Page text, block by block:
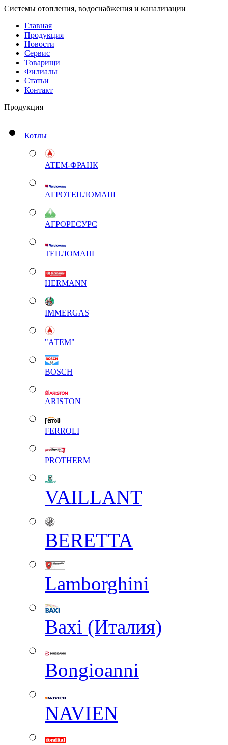
Системы отопления, водоснабжения и канализации
Главная
Продукция
Новости
Сервис
Товарищи
Филиалы
Статьи
Контакт
Продукция
Котлы
АТЕМ-ФРАНК
АГРОТЕПЛОМАШ
АГРОРЕСУРС
ТЕПЛОМАШ
HERMANN
IMMERGAS
"АТЕМ"
BOSCH
ARISTON
FERROLI
PROTHERM
VAILLANT
BERETTA
Lamborghini
Baxi (Италия)
Вongioanni
NAVIEN